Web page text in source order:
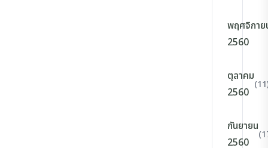
พฤศจิกาย
2560
ตุลาคม
2560
กันยายน
2560